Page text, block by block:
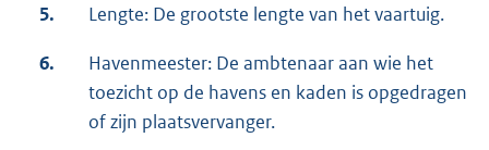
5. Lengte: De grootste lengte van het vaartuig.
6.
Havenmeester: De ambtenaar aan wie het
toezicht op de havens en kaden is opgedragen
of zijn plaatsvervanger.